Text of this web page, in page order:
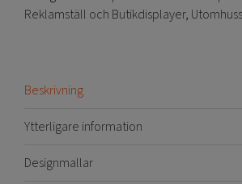
Reklamställ och Butikdisplayer,
Beskrivning
Ytterligare information
Designmallar